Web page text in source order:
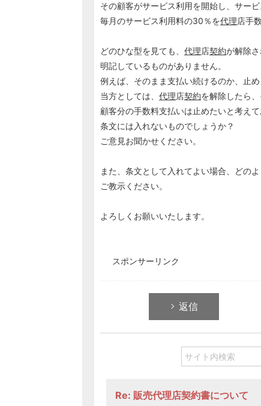
その顧客がサービス利用を開始し、サー
毎月のサービス利用料の30％を代理店手
どのひな型を見ても、 代理店契約が解除
明記しているものがありません。
例えば、そのまま支払い続けるのか、止め
当方としては、 代理店契約を解除したら
顧客分の手数料支払いは止めたいと考え
条文には入れないものでしょうか？
ご意見お聞かせください。
また、条文として入れてよい場合、どの
ご教示ください。
よろしくお願いいたします。
スポンサーリンク
返信
Re: 販売代理店契約書について